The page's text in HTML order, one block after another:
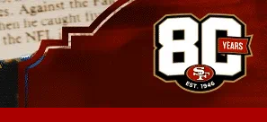
Skip
to
main
content